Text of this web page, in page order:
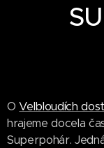
OVelbloudích
hrajeme docela
Superpohár.